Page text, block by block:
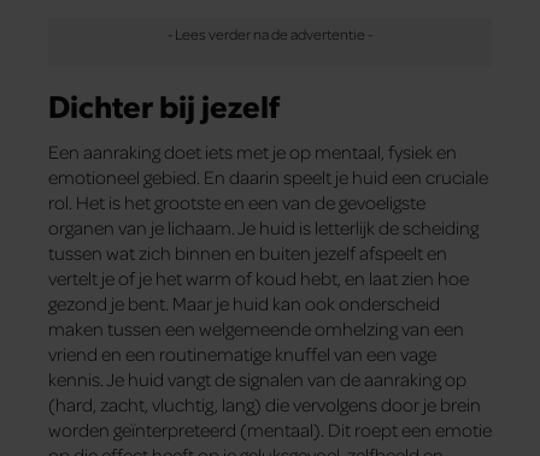
Dichter bij jezelf
Een aanraking doet iets met je op mentaal, fysiek en
emotioneel gebied. En daarin speelt je huid een cruciale
rol. Het is het grootste en een van de gevoeligste
organen van je lichaam. Je huid is letterlijk de scheiding
tussen wat zich binnen en buiten jezelf afspeelt en
vertelt je of je het warm of koud hebt, en laat zien hoe
gezond je bent. Maar je huid kan ook onderscheid
maken tussen een welgemeende omhelzing van een
vriend en een routinematige knuffel van een vage
kennis. Je huid vangt de signalen van de aanraking op
(hard, zacht, vluchtig, lang) die vervolgens door je brein
worden geïnterpreteerd (mentaal). Dit roept een emotie